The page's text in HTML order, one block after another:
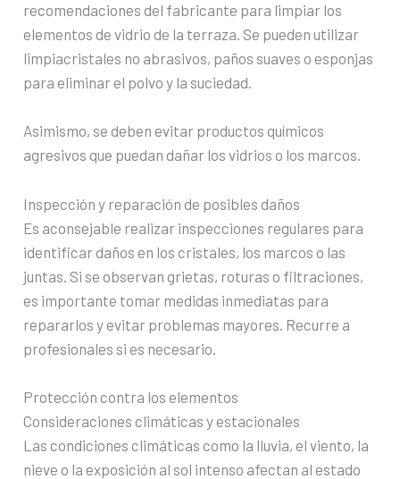
recomendaciones del fabricante para limpiar los
elementos de vidrio de la terraza. Se pueden utilizar
limpiacristales no abrasivos, paños suaves o esponjas
para eliminar el polvo y la suciedad.
Asimismo, se deben evitar productos químicos
agresivos que puedan dañar los vidrios o los marcos.
Inspección y reparación de posibles daños
Es aconsejable realizar inspecciones regulares para
identificar daños en los cristales, los marcos o las
juntas. Si se observan grietas, roturas o filtraciones,
es importante tomar medidas inmediatas para
repararlos y evitar problemas mayores. Recurre a
profesionales si es necesario.
Protección contra los elementos
Consideraciones climáticas y estacionales
Las condiciones climáticas como la lluvia, el viento, la
nieve o la exposición al sol intenso afectan al estado